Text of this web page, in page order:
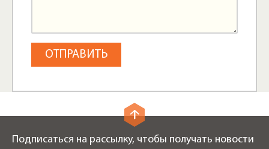
Подписаться на рассылку, чтобы получать новости